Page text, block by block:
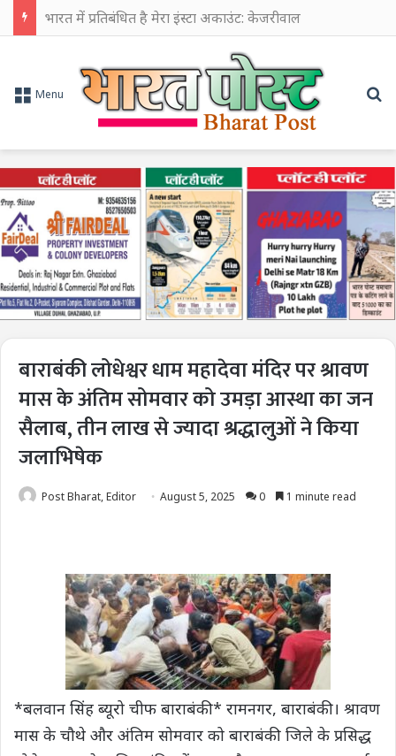
भारत में प्रतिबंधित है मेरा इंस्टा अकाउंट: केजरीवाल
Menu
बाराबंकी लोधेश्वर धाम महादेवा मंदिर पर श्रावण
मास के अंतिम सोमवार को उमड़ा आस्था का जन
सैलाब, तीन लाख से ज्यादा श्रद्धालुओं ने किया
जलाभिषेक
Post Bharat, Editor August 5, 2025 0 1 minute read
*बलवान सिंह ब्यूरो चीफ बाराबंकी* रामनगर, बाराबंकी। श्रावण
मास के चौथे और अंतिम सोमवार को बाराबंकी जिले के प्रसिद्ध